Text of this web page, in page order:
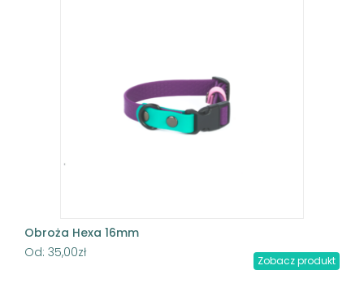
Obroża Hexa 16mm
Od: 35,00zł
Zobacz produkt